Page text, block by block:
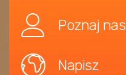
Poznaj nas
Napisz